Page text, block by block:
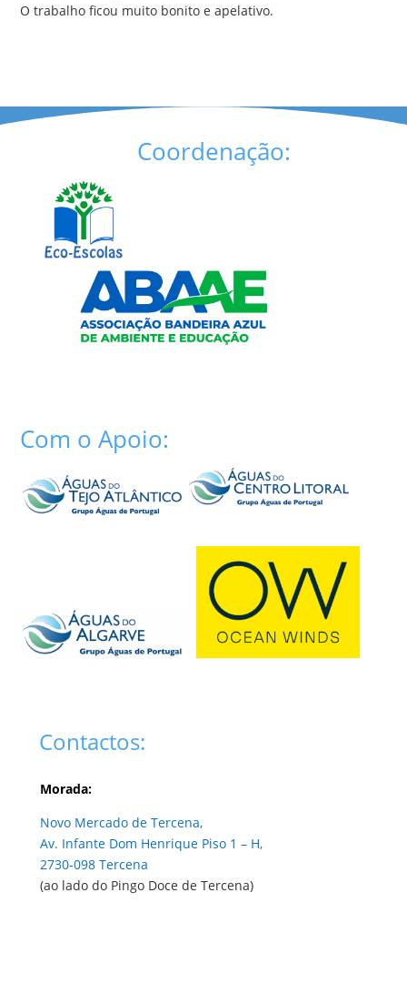
O trabalho ficou muito bonito e apelativo.
Coordenação:
Com o Apoio:
Contactos:
Morada:
Novo Mercado de Tercena,
Av. Infante Dom Henrique Piso 1 – H,
2730-098 Tercena
(ao lado do Pingo Doce de Tercena)